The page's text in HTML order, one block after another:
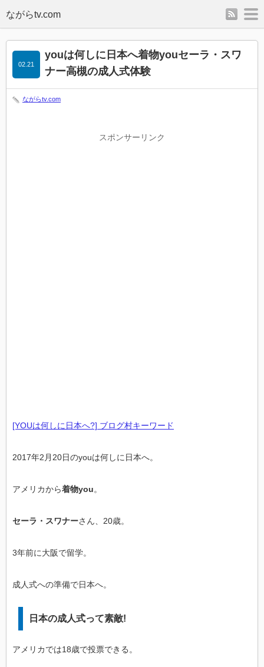
rss
youは何しに日本へ着物youセーラ・スワ
ナー高槻の成人式体験
02.21
ながらtv.com
スポンサーリンク
[YOUは何しに日本へ?] ブログ村キーワード
2017年2月20日のyouは何しに日本へ。
アメリカから着物you。
セーラ・スワナーさん、20歳。
3年前に大阪で留学。
成人式への準備で日本へ。
日本の成人式って素敵!
アメリカでは18歳で投票できる。